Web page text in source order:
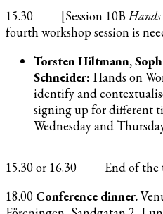
15.30 [Session 10BHands
fourth workshop session is
Torsten Hiltmann,
Schneider: Hands on
identify and
signing up for different
Wednesday and
15.30 or 16.30 End of the
18.00 Conference dinner.